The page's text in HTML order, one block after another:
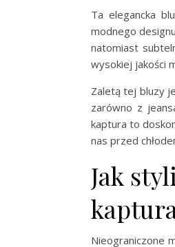
Ta elegancka
modnego
natomiast
wysokiej jakości
Zaletą tej bluzy
zarówno z
kaptura to
nas przed
Jak
Nieograniczone